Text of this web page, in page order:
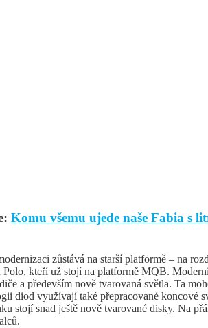
Komu všemu ujede naše Fabia s
zůstává na starší platformě – na
Polo, kteří už stojí na platformě MQB.
a především nově tvarovaná světla. Ta
diod využívají také přepracované koncové
stojí snad ještě nově tvarované disky. Na